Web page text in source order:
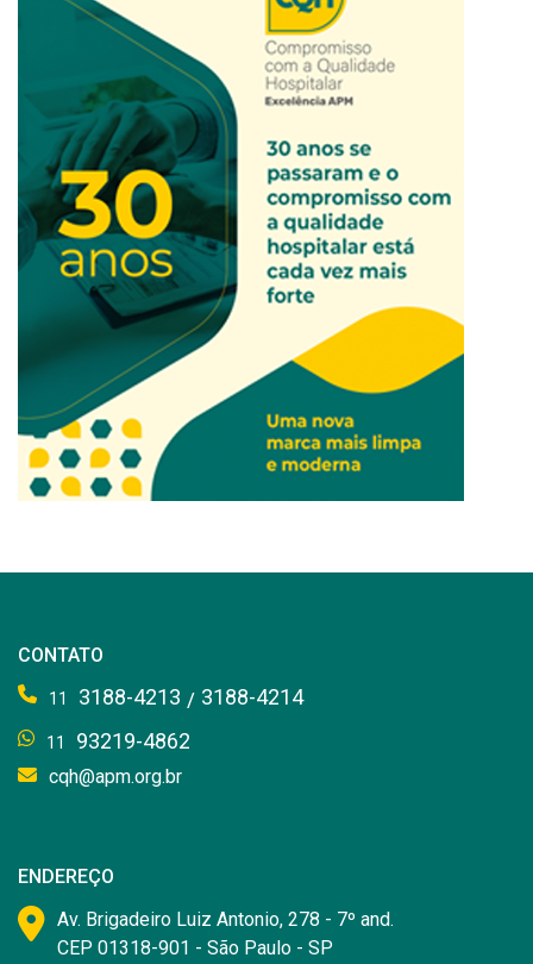
CONTATO
11 3188-4213 / 3188-4214
11 93219-4862
cqh@apm.org.br
ENDEREÇO
Av. Brigadeiro Luiz Antonio, 278 - 7º and.
CEP 01318-901 - São Paulo - SP